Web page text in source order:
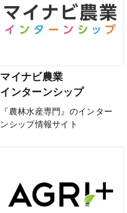
マイナビ農業
インターンシップ
『農林水産専門』のインター
ンシップ情報サイト